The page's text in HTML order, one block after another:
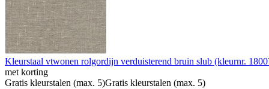
Kleurstaal vtwonen rolgordijn verduisterend bruin slub (kleurnr.
met korting
Gratis kleurstalen (max. 5)Gratis kleurstalen (max. 5)